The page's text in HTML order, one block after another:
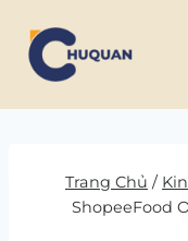
content
Trang Chủ /
ShopeeFood